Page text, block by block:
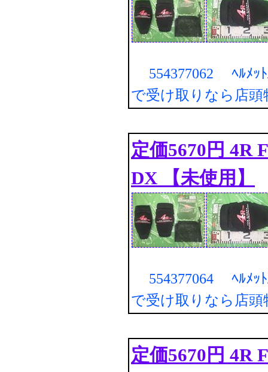
554377062 ﾍﾙﾒｯﾄ
で受け取りなら店頭
定価5670円 4R
DX 【未使用】
554377064 ﾍﾙﾒｯﾄ
で受け取りなら店頭
定価5670円 4R